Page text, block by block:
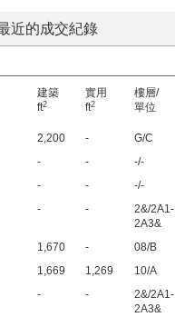
近的成交紀錄
建築
ft2
實用
ft2
樓層/
單位
2,200 - G/C
- - -/-
- - -/-
- -
2&/2A1-
2A3&
1,670 - 08/B
1,669 1,269 10/A
- -
2&/2A1-
2A3&